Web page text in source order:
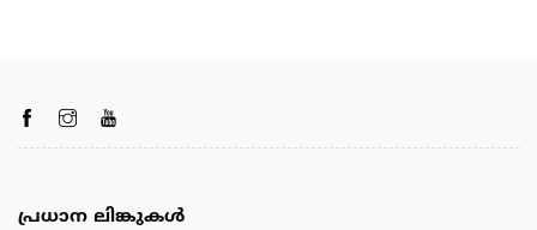
പ്രധാന ലിങ്കുകൾ